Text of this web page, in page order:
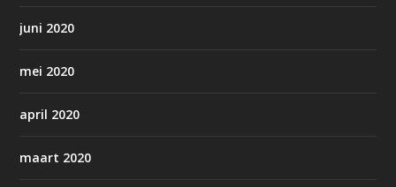
juni 2020
mei 2020
april 2020
maart 2020